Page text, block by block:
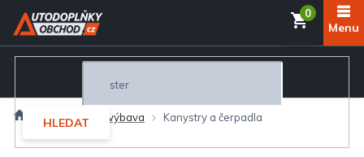
Přejít
obsah
HLEDAT
(Ne)povinná výbava Kanystry a čerpadla